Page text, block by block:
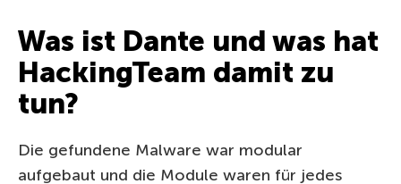
Was ist Dante und was hat
HackingTeam damit zu
tun?
Die gefundene Malware war modular
aufgebaut und die Module waren für jedes